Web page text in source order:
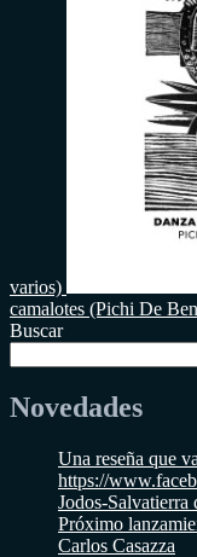
varios)
camalotes (Pichi De
Buscar
Novedades
Una reseña que
https://
Jodos-Salvatierra
Próximo
Carlos Casazza